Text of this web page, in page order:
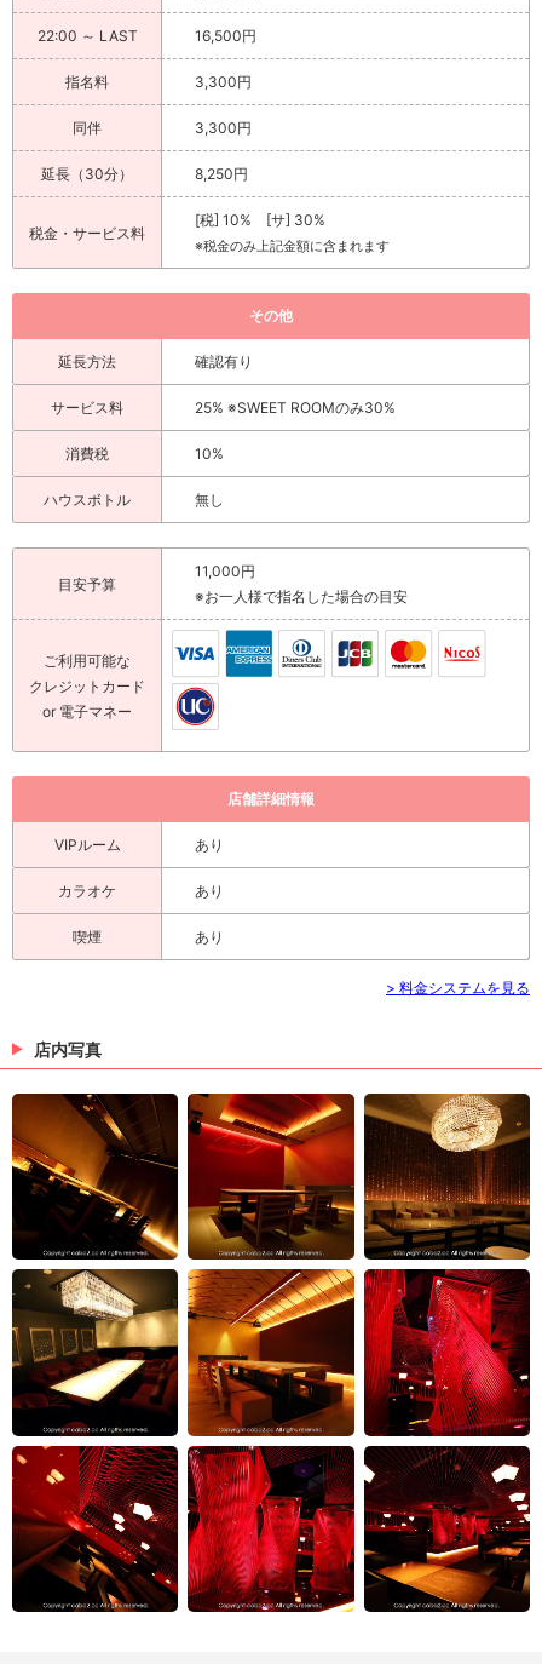
22:00 ～ LAST 16,500円
指名料 3,300円
同伴 3,300円
延長（30分） 8,250円
税金・サービス料
[税] 10% [サ] 30%
※税金のみ上記金額に含まれます
その他
延長方法 確認有り
サービス料 25% ※SWEET ROOMのみ30%
消費税 10%
ハウスボトル 無し
目安予算
11,000円
※お一人様で指名した場合の目安
ご利用可能な
クレジットカード
or 電子マネー
店舗詳細情報
VIPルーム あり
カラオケ あり
喫煙 あり
> 料金システムを見る
店内写真